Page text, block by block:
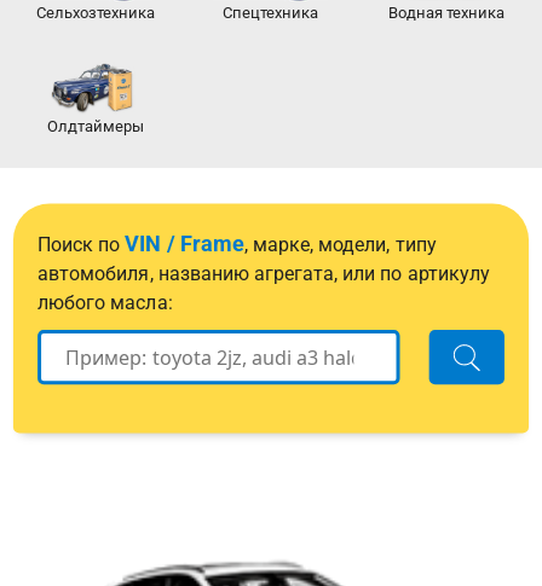
Сельхозтехника Спецтехника Водная техника
Олдтаймеры
Поиск поVIN / Frame, марке, модели, типу
автомобиля, названию агрегата, или по артикулу
любого масла: